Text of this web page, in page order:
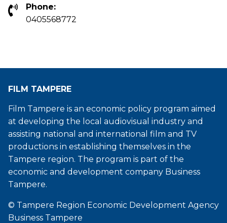
Phone:
0405568772
FILM TAMPERE
Film Tampere is an economic policy program aimed
at developing the local audiovisual industry and
assisting national and international film and TV
productions in establishing themselves in the
Tampere region. The program is part of the
economic and development company Business
Tampere.
© Tampere Region Economic Development Agency
Business Tampere